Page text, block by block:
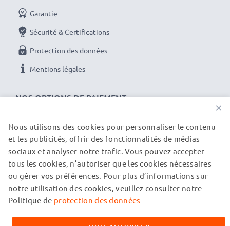
NOS OPTIONS DE PAIEMENT
Garantie
Sécurité & Certifications
Protection des données
Mentions légales
NOS PARTENAIRES DE LIVRAISON
© subtel.ch 2026
Tous les prix incluent la TVA et excluent les frais de port.
Veuillez noter que toutes les marques citées sont des
mentionnées sur nos pages web uniquement pour fournir des
×
Nous utilisons des cookies pour personnaliser le contenu
et les publicités, offrir des fonctionnalités de médias
sociaux et analyser notre trafic. Vous pouvez accepter
tous les cookies, n’autoriser que les cookies nécessaires
ou gérer vos préférences. Pour plus d’informations sur
notre utilisation des cookies, veuillez consulter notre
Politique de protection des données